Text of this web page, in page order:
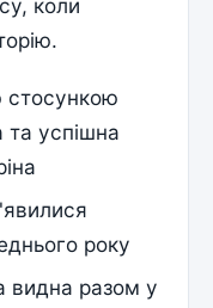
коли
стосункою
та успішна
року
видна разом у